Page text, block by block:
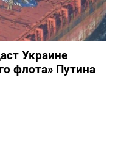
Украине
флота» Путина